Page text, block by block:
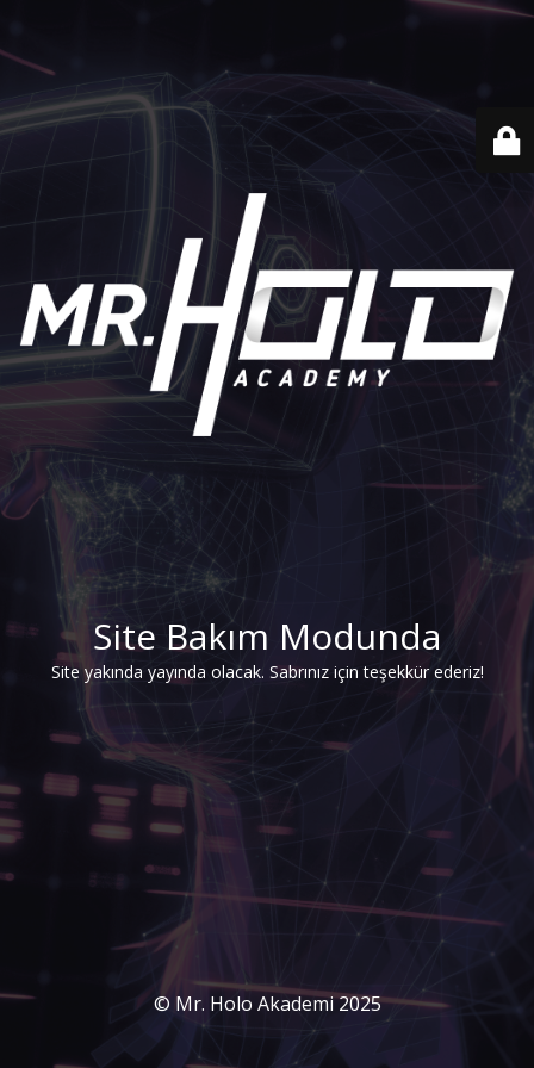
Site Bakım Modunda
Site yakında yayında olacak. Sabrınız için teşekkür ederiz!
© Mr. Holo Akademi 2025